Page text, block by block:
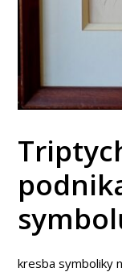
kresba symboliky